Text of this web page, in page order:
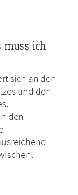
muss ich
sich an den
und den
den